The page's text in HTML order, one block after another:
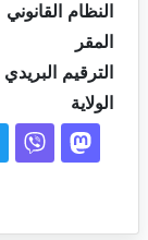
النظام القانوني
المقر
الترقيم البريدي
الولاية